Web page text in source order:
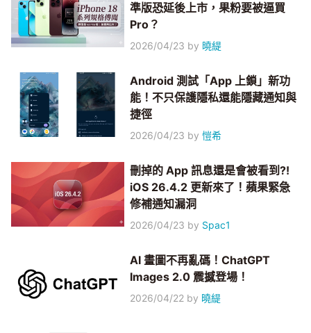
準版恐延後上市，果粉要被逼買
Pro？
2026/04/23 by 曉緹
Android 測試「App 上鎖」新功
能！不只保護隱私還能隱藏通知與
捷徑
2026/04/23 by愷希
刪掉的 App 訊息還是會被看到?!
iOS 26.4.2 更新來了！蘋果緊急
修補通知漏洞
2026/04/23 by Spac1
AI 畫圖不再亂碼！ChatGPT
Images 2.0 震撼登場！
2026/04/22 by 曉緹